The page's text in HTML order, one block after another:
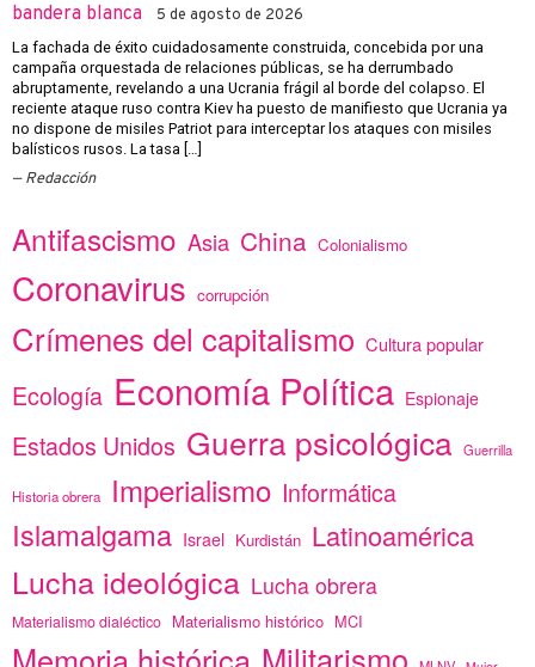
bandera blanca
5 de agosto de 2026
La fachada de éxito cuidadosamente construida, concebida por una
campaña orquestada de relaciones públicas, se ha derrumbado
abruptamente, revelando a una Ucrania frágil al borde del colapso. El
reciente ataque ruso contra Kiev ha puesto de manifiesto que Ucrania ya
no dispone de misiles Patriot para interceptar los ataques con misiles
balísticos rusos. La tasa […]
Redacción
Antifascismo Asia China Colonialismo
Coronavirus corrupción
Crímenes del capitalismo Cultura popular
Ecología Economía Política Espionaje
Estados Unidos Guerra psicológica Guerrilla
Historia obrera Imperialismo Informática
Islamalgama Israel Kurdistán Latinoamérica
Lucha ideológica Lucha obrera
Materialismo dialéctico Materialismo histórico MCI